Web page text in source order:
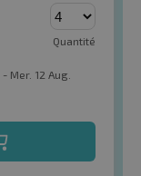
Quantité
Mer. 12 Aug.